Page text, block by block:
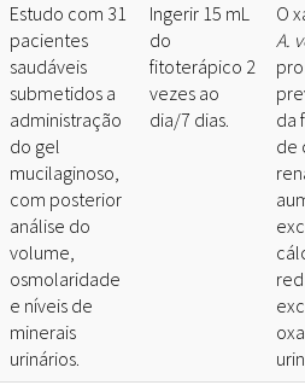
Estudo com 31
pacientes
saudáveis
submetidos a
administração
do gel
mucilaginoso,
com posterior
análise do
volume,
osmolaridade
e níveis de
minerais
urinários.
Ingerir 15 mL
do
fitoterápico 2
vezes ao
dia/7 dias.
O
A.
da
de